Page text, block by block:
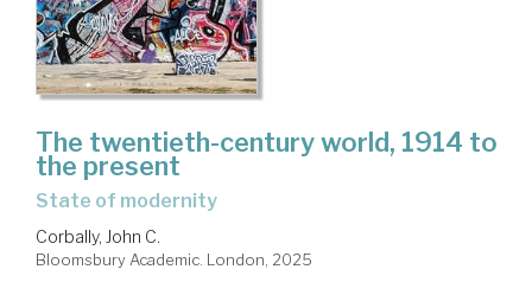
The twentieth-century world, 1914 to
the present
state of modernity
Corbally, John C.
Bloomsbury Academic. London, 2025